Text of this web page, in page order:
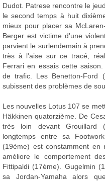
Dudot. Patrese rencontre le
le second temps à huit
mieux pour placer sa
Berger est victime d'une
parvient le surlendemain à
très à l'aise sur ce tracé,
Ferrari en essais cette
de trafic. Les Benetton-Ford
subissent des problèmes de
Les nouvelles Lotus 107 se
Häkkinen quatorzième. De
très loin devant Grouillard
longtemps entre sa
(19ème) est constamment en
améliore le comportement
Fittipaldi (17ème). Gugelmin
sa Jordan-Yamaha alors